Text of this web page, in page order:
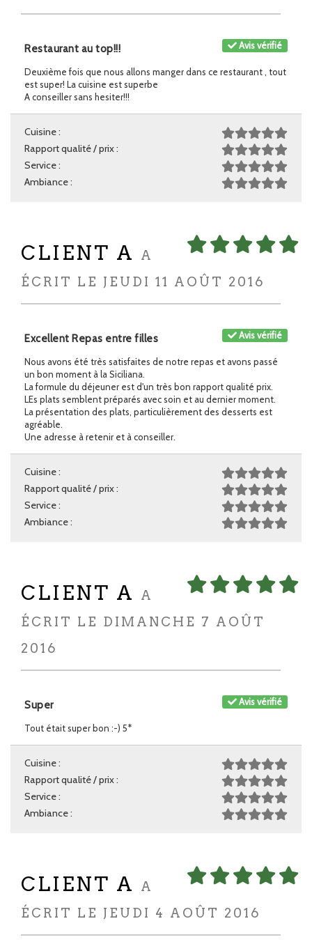
Avis vérifié
Restaurant au top!!!
Deuxième fois que nous allons manger dans ce restaurant , tout
est super! La cuisine est superbe
A conseiller sans hesiter!!!
Cuisine :
Rapport qualité / prix :
Service :
Ambiance :
CLIENT A
A
ÉCRIT LE JEUDI 11 AOÛT 2016
Avis vérifié
Excellent Repas entre filles
Nous avons été très satisfaites de notre repas et avons passé
un bon moment à la Siciliana.
La formule du déjeuner est d'un très bon rapport qualité prix.
LEs plats semblent préparés avec soin et au dernier moment.
La présentation des plats, particulièrement des desserts est
agréable.
Une adresse à retenir et à conseiller.
Cuisine :
Rapport qualité / prix :
Service :
Ambiance :
CLIENT A
A
ÉCRIT LE DIMANCHE 7 AOÛT
2016
Avis vérifié
Super
Tout était super bon :-) 5*
Cuisine :
Rapport qualité / prix :
Service :
Ambiance :
CLIENT A
A
ÉCRIT LE JEUDI 4 AOÛT 2016